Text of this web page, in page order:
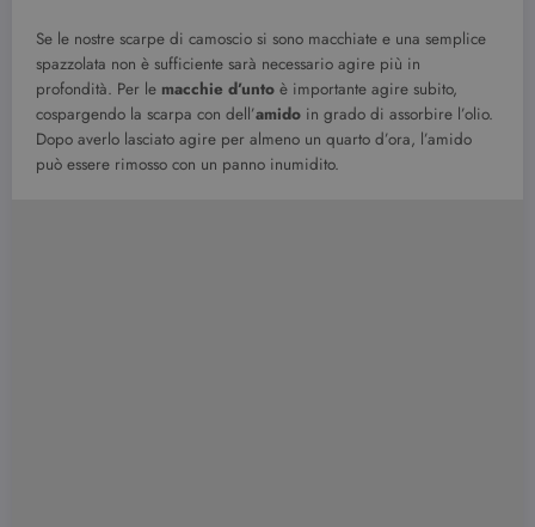
Se le nostre scarpe di camoscio si sono macchiate e una semplice
spazzolata non è sufficiente sarà necessario agire più in
profondità. Per le macchie d’unto è importante agire subito,
cospargendo la scarpa con dell’amido in grado di assorbire l’olio.
Dopo averlo lasciato agire per almeno un quarto d’ora, l’amido
può essere rimosso con un panno inumidito.